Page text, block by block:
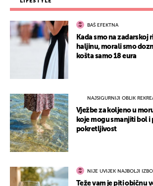
BAŠ EFEKTNA
Kada smo na zadarskoj
haljinu, morali smo
košta samo 18 eura
NAJSIGURNIJI OBLIK
Vježbe za koljeno u
koje mogu smanjiti bol
pokretljivost
NIJE UVIJEK NAJBOLJI
Teže vam je piti običnu